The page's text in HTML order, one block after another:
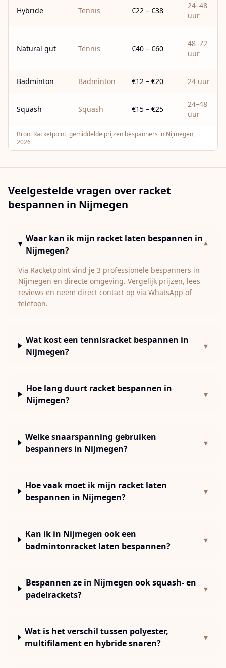
Hybride Tennis €22 – €38
24–48
uur
Natural gut Tennis €40 – €60
48–72
uur
Badminton Badminton €12 – €20 24 uur
Squash Squash €15 – €25
24–48
uur
Bron: Racketpoint, gemiddelde prijzen bespanners in Nijmegen,
2026
Veelgestelde vragen over racket
bespannen in Nijmegen
Waar kan ik mijn racket laten bespannen in
Nijmegen?
▾
Via Racketpoint vind je 3 professionele bespanners in
Nijmegen en directe omgeving. Vergelijk prijzen, lees
reviews en neem direct contact op via WhatsApp of
telefoon.
Wat kost een tennisracket bespannen in
Nijmegen?
▾
Hoe lang duurt racket bespannen in
Nijmegen?
▾
Welke snaarspanning gebruiken
bespanners in Nijmegen?
▾
Hoe vaak moet ik mijn racket laten
bespannen in Nijmegen?
▾
Kan ik in Nijmegen ook een
badmintonracket laten bespannen?
▾
Bespannen ze in Nijmegen ook squash- en
padelrackets?
▾
Wat is het verschil tussen polyester,
multifilament en hybride snaren?
▾